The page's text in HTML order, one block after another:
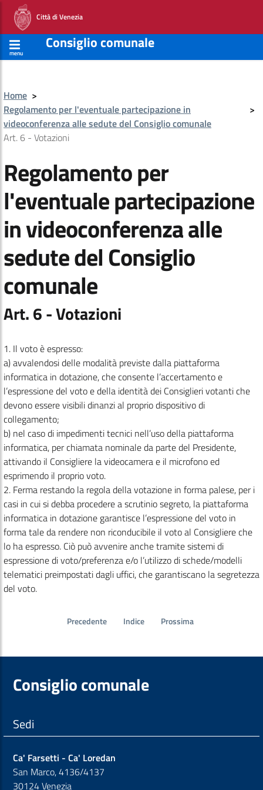
Città di Venezia
menu
Consiglio comunale
Home >
Regolamento per l'eventuale partecipazione in
videoconferenza alle sedute del Consiglio comunale
>
Art. 6 - Votazioni
Regolamento per
l'eventuale partecipazione
in videoconferenza alle
sedute del Consiglio
comunale
Art. 6 - Votazioni
1. Il voto è espresso:
a) avvalendosi delle modalità previste dalla piattaforma
informatica in dotazione, che consente l’accertamento e
l’espressione del voto e della identità dei Consiglieri votanti che
devono essere visibili dinanzi al proprio dispositivo di
collegamento;
b) nel caso di impedimenti tecnici nell’uso della piattaforma
informatica, per chiamata nominale da parte del Presidente,
attivando il Consigliere la videocamera e il microfono ed
esprimendo il proprio voto.
2. Ferma restando la regola della votazione in forma palese, per i
casi in cui si debba procedere a scrutinio segreto, la piattaforma
informatica in dotazione garantisce l’espressione del voto in
forma tale da rendere non riconducibile il voto al Consigliere che
lo ha espresso. Ciò può avvenire anche tramite sistemi di
espressione di voto/preferenza e/o l’utilizzo di schede/modelli
telematici preimpostati dagli uffici, che garantiscano la segretezza
del voto.
Precedente Indice Prossima
Consiglio comunale
Sedi
Ca' Farsetti - Ca' Loredan
San Marco, 4136/4137
30124 Venezia